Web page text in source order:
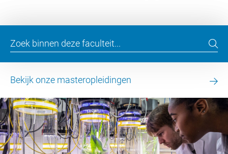
Bekijk onze masteropleidingen